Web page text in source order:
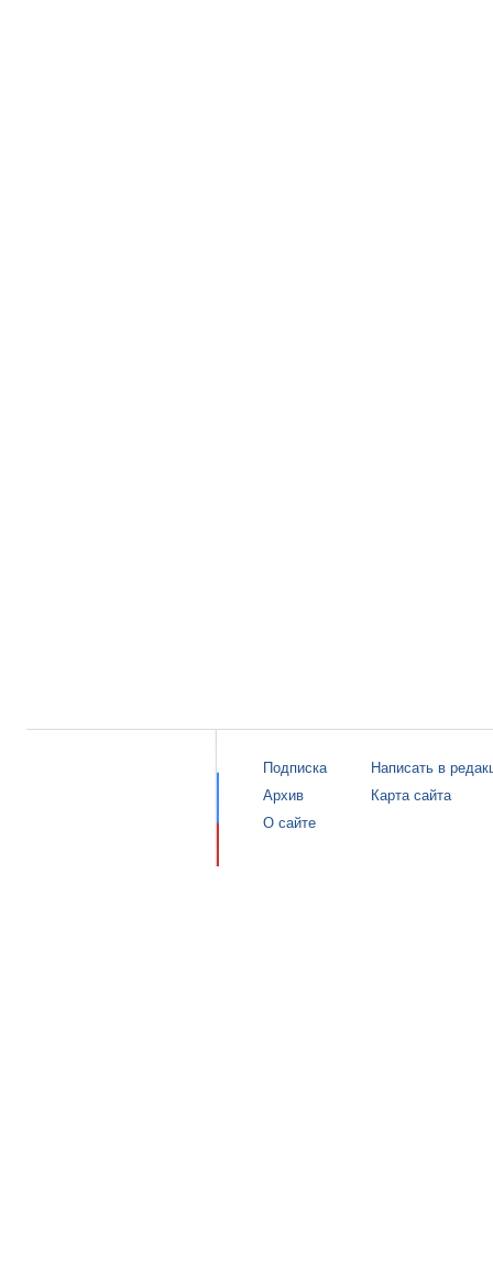
Подписка
Архив
О сайте
Написать в
Карта сайта